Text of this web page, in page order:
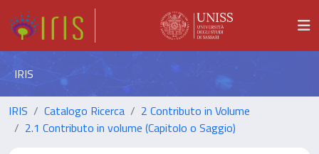
IRIS
IRIS Catalogo Ricerca
2 Contributo in Volume
2.1 Contributo in volume (Capitolo o Saggio)